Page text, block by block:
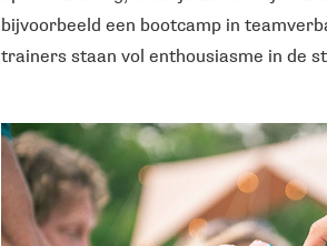
bijvoorbeeld een bootcamp in
trainers staan vol enthousiasme in de